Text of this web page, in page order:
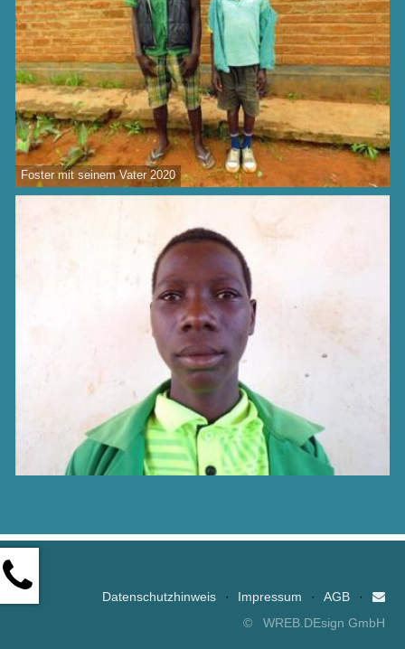
Foster mit seinem Vater 2020
Datenschutzhinweis · Impressum · AGB
·
©
WREB.DEsign GmbH